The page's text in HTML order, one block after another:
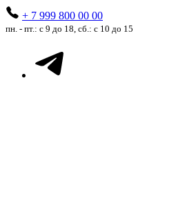
+ 7 999 800 00 00
пн. - пт.: с 9 до 18, сб.: с 10 до 15